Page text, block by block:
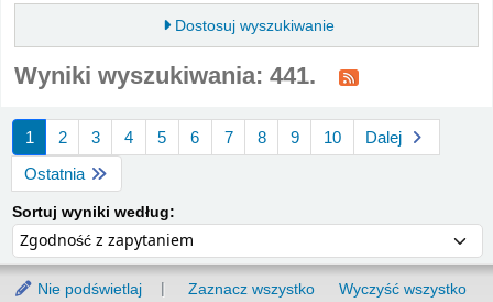
Dostosuj wyszukiwanie
Wyniki wyszukiwania: 441.
1 2 3 4 5 6 7 8 9 10
Dalej
Ostatnia
Sortuj wyniki według:
Nie podświetlaj Zaznacz wszystko Wyczyść wszystko